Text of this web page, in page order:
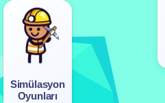
Simülasyon
Oyunları